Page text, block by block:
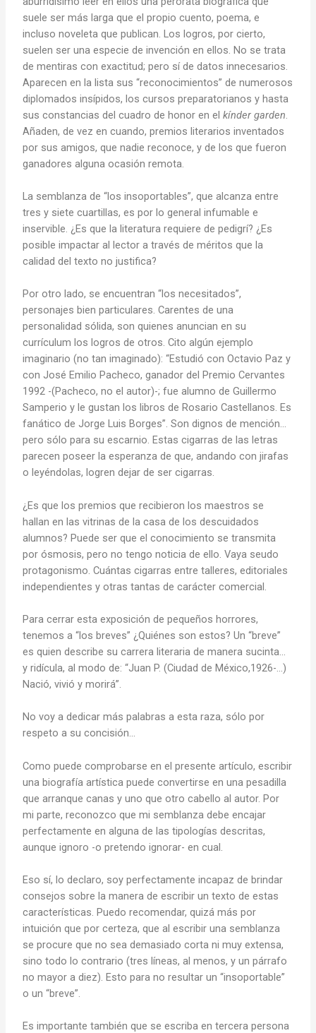
suele ser más larga que el propio cuento, poema, e
incluso noveleta que publican. Los logros, por cierto,
suelen ser una especie de invención en ellos. No se trata
de mentiras con exactitud; pero sí de datos innecesarios.
Aparecen en la lista sus “reconocimientos” de numerosos
diplomados insípidos, los cursos preparatorianos y hasta
sus constancias del cuadro de honor en elkínder garden.
Añaden, de vez en cuando, premios literarios inventados
por sus amigos, que nadie reconoce, y de los que fueron
ganadores alguna ocasión remota.
La semblanza de “los insoportables”, que alcanza entre
tres y siete cuartillas, es por lo general infumable e
inservible. ¿Es que la literatura requiere de pedigrí? ¿Es
posible impactar al lector a través de méritos que la
calidad del texto no justifica?
Por otro lado, se encuentran “los necesitados”,
personajes bien particulares. Carentes de una
personalidad sólida, son quienes anuncian en su
currículum los logros de otros. Cito algún ejemplo
imaginario (no tan imaginado): “Estudió con Octavio Paz y
con José Emilio Pacheco, ganador del Premio Cervantes
1992 -(Pacheco, no el autor)-; fue alumno de Guillermo
Samperio y le gustan los libros de Rosario Castellanos. Es
fanático de Jorge Luis Borges”. Son dignos de mención…
pero sólo para su escarnio. Estas cigarras de las letras
parecen poseer la esperanza de que, andando con jirafas
o leyéndolas, logren dejar de ser cigarras.
¿Es que los premios que recibieron los maestros se
hallan en las vitrinas de la casa de los descuidados
alumnos? Puede ser que el conocimiento se transmita
por ósmosis, pero no tengo noticia de ello. Vaya seudo
protagonismo. Cuántas cigarras entre talleres, editoriales
independientes y otras tantas de carácter comercial.
Para cerrar esta exposición de pequeños horrores,
tenemos a “los breves” ¿Quiénes son estos? Un “breve”
es quien describe su carrera literaria de manera sucinta…
y ridícula, al modo de: “Juan P. (Ciudad de México,1926-…)
Nació, vivió y morirá”.
No voy a dedicar más palabras a esta raza, sólo por
respeto a su concisión…
Como puede comprobarse en el presente artículo, escribir
una biografía artística puede convertirse en una pesadilla
que arranque canas y uno que otro cabello al autor. Por
mi parte, reconozco que mi semblanza debe encajar
perfectamente en alguna de las tipologías descritas,
aunque ignoro -o pretendo ignorar- en cual.
Eso sí, lo declaro, soy perfectamente incapaz de brindar
consejos sobre la manera de escribir un texto de estas
características. Puedo recomendar, quizá más por
intuición que por certeza, que al escribir una semblanza
se procure que no sea demasiado corta ni muy extensa,
sino todo lo contrario (tres líneas, al menos, y un párrafo
no mayor a diez). Esto para no resultar un “insoportable”
o un “breve”.
Es importante también que se escriba en tercera persona